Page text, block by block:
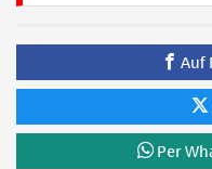
Auf
Per